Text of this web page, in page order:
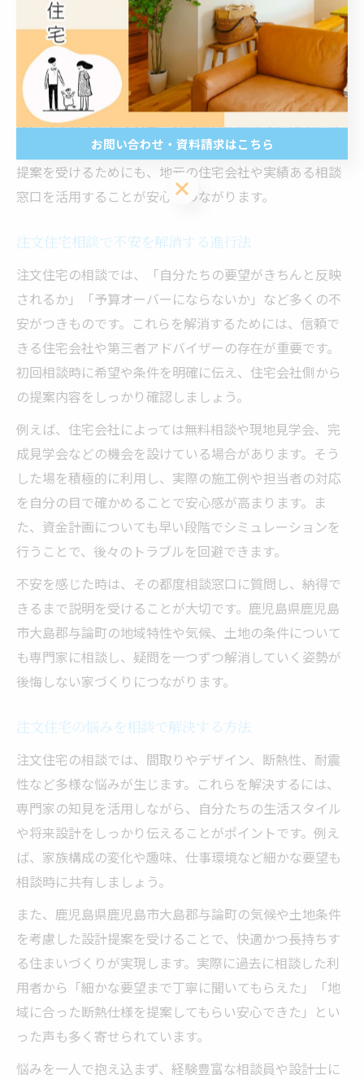
提案が受けられます。資金計画や土地選定の段階で不明
点があれば、その都度専門家に質問し、疑問を解消しな
がら進めることが失敗を防ぐポイントです。
また、各段階で必要な書類や手続き、打ち合わせ内容を
整理しておくことでスムーズな進行が期待できます。特
に鹿児島県鹿児島市大島郡与論町の地域特性を踏まえた
提案を受けるためにも、地元の住宅会社や実績ある相談
窓口を活用することが安心につながります。
注文住宅相談で不安を解消する進行法
注文住宅の相談では、「自分たちの要望がきちんと反映
されるか」「予算オーバーにならないか」など多くの不
安がつきものです。これらを解消するためには、信頼で
きる住宅会社や第三者アドバイザーの存在が重要です。
初回相談時に希望や条件を明確に伝え、住宅会社側から
の提案内容をしっかり確認しましょう。
例えば、住宅会社によっては無料相談や現地見学会、完
成見学会などの機会を設けている場合があります。そう
した場を積極的に利用し、実際の施工例や担当者の対応
を自分の目で確かめることで安心感が高まります。ま
た、資金計画についても早い段階でシミュレーションを
行うことで、後々のトラブルを回避できます。
不安を感じた時は、その都度相談窓口に質問し、納得で
きるまで説明を受けることが大切です。鹿児島県鹿児島
市大島郡与論町の地域特性や気候、土地の条件について
も専門家に相談し、疑問を一つずつ解消していく姿勢が
後悔しない家づくりにつながります。
注文住宅の悩みを相談で解決する方法
注文住宅の相談では、間取りやデザイン、断熱性、耐震
性など多様な悩みが生じます。これらを解決するには、
専門家の知見を活用しながら、自分たちの生活スタイル
や将来設計をしっかり伝えることがポイントです。例え
ば、家族構成の変化や趣味、仕事環境など細かな要望も
相談時に共有しましょう。
また、鹿児島県鹿児島市大島郡与論町の気候や土地条件
を考慮した設計提案を受けることで、快適かつ長持ちす
る住まいづくりが実現します。実際に過去に相談した利
用者から「細かな要望まで丁寧に聞いてもらえた」「地
域に合った断熱仕様を提案してもらい安心できた」とい
った声も多く寄せられています。
悩みを一人で抱え込まず、経験豊富な相談員や設計士に
お問い合わせ・資料請求はこちら
お問い合わせ・資料請求はこちら